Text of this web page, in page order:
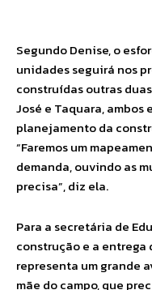
Segundo Denise, o
unidades seguirá nos
construídas outras
José e Taquara, ambos
planejamento da
“Faremos um
demanda, ouvindo as
precisa”, diz ela.
Para a secretária de
construção e a entrega
representa um grande
mãe do campo, que